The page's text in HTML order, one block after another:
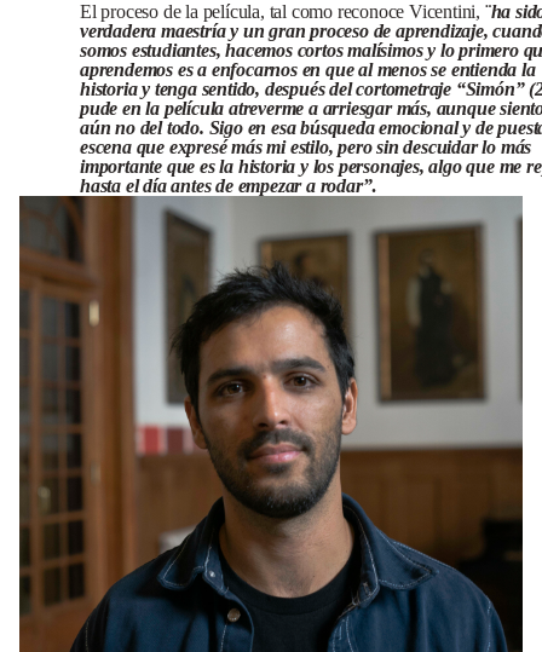
El proceso de la película, tal como reconoce Vicentini, ¨ha
verdadera maestría y un gran proceso de aprendizaje,
somos estudiantes, hacemos cortos malísimos y lo primero
aprendemos es a enfocarnos en que al menos se entienda la
historia y tenga sentido, después del cortometraje “Simón”
pude en la película atreverme a arriesgar más, aunque
aún no del todo. Sigo en esa búsqueda emocional y de
escena que expresé más mi estilo, pero sin descuidar lo más
importante que es la historia y los personajes, algo que me
hasta el día antes de empezar a rodar”.